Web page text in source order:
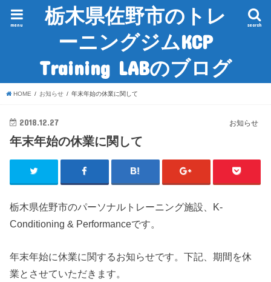
栃木県佐野市のトレ
ーニングジムKCP
Training LABのブログ
search
menu
HOME お知らせ 年末年始の休業に関して
お知らせ
2018.12.27
年末年始の休業に関して
栃木県佐野市のパーソナルトレーニング施設、K-
Conditioning & Performanceです。
年末年始に休業に関するお知らせです。下記、期間を休
業とさせていただきます。